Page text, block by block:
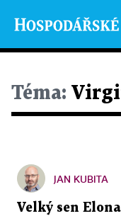
Téma:
JAN KUBITA
Velký sen